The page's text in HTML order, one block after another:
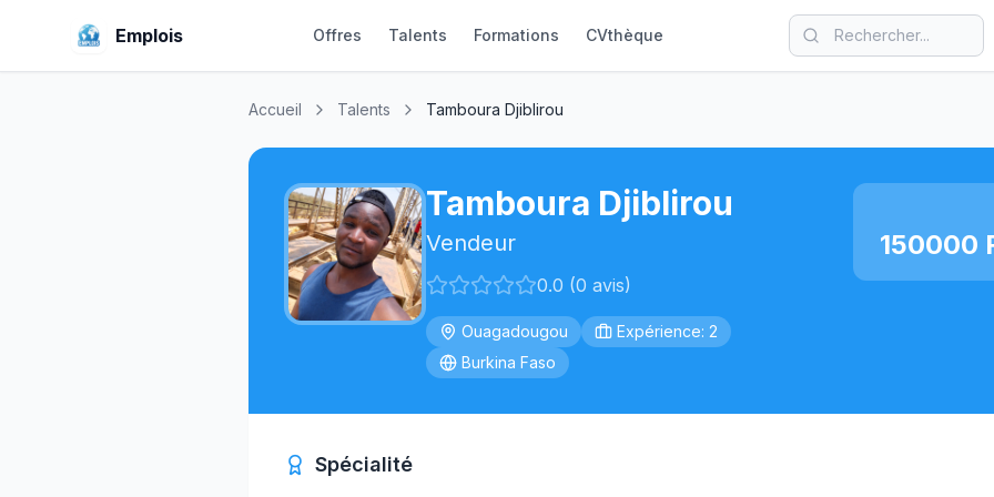
Emplois Offres Talents Formations CVthèque
Accueil Talents Tamboura Djiblirou
Tamboura Djiblirou
Vendeur
0.0 (0 avis)
Ouagadougou
Expérience: 2
Burkina Faso
150000
Spécialité